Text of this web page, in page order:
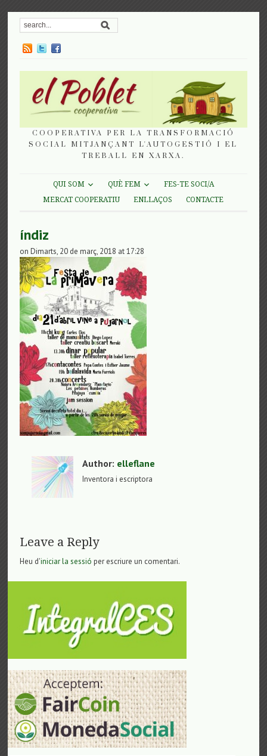
COOPERATIVA PER LA TRANSFORMACIÓ
SOCIAL MITJANÇANT L'AUTOGESTIÓ I EL
TREBALL EN XARXA.
QUI SOM QUÈ FEM
FES-TE SOCI/A
MERCAT COOPERATIU
ENLLAÇOS CONTACTE
índiz
on Dimarts, 20 de març, 2018 at 17:28
Author: elleflane
Inventora i escriptora
Leave a Reply
Heu d'iniciar la sessió per escriure un comentari.